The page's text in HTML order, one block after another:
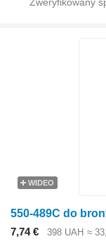
WIDEO
550-489C do
7,74 €
398 UAH ≈